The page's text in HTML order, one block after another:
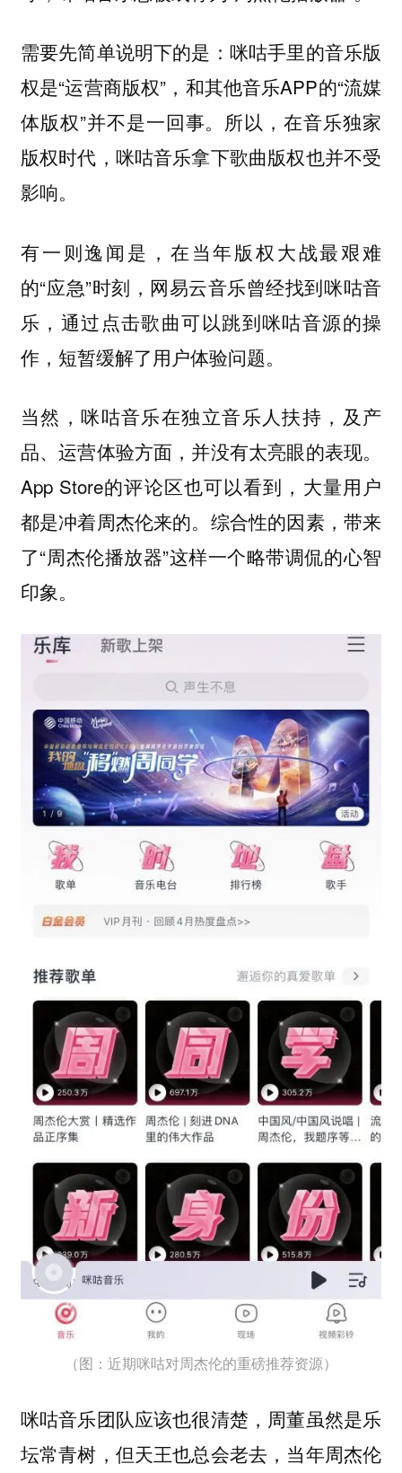
需要先简单说明下的是：咪咕手里的音乐版
权是“运营商版权”，和其他音乐APP的“流媒
体版权”并不是一回事。所以，在音乐独家
版权时代，咪咕音乐拿下歌曲版权也并不受
影响。
有一则逸闻是，在当年版权大战最艰难
的“应急”时刻，网易云音乐曾经找到咪咕音
乐，通过点击歌曲可以跳到咪咕音源的操
作，短暂缓解了用户体验问题。
当然，咪咕音乐在独立音乐人扶持，及产
品、运营体验方面，并没有太亮眼的表现。
App Store的评论区也可以看到，大量用户
都是冲着周杰伦来的。综合性的因素，带来
了“周杰伦播放器”这样一个略带调侃的心智
印象。
（图：近期咪咕对周杰伦的重磅推荐资源）
咪咕音乐团队应该也很清楚，周董虽然是乐
坛常青树，但天王也总会老去，当年周杰伦